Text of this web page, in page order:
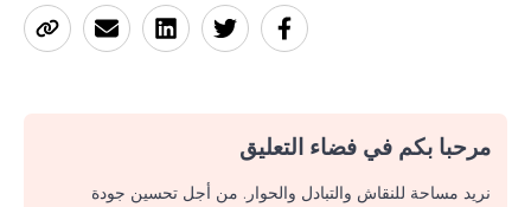
مرحبا بكم في فضاء التعليق
نريد مساحة للنقاش والتبادل والحوار. من أجل تحسين جودة